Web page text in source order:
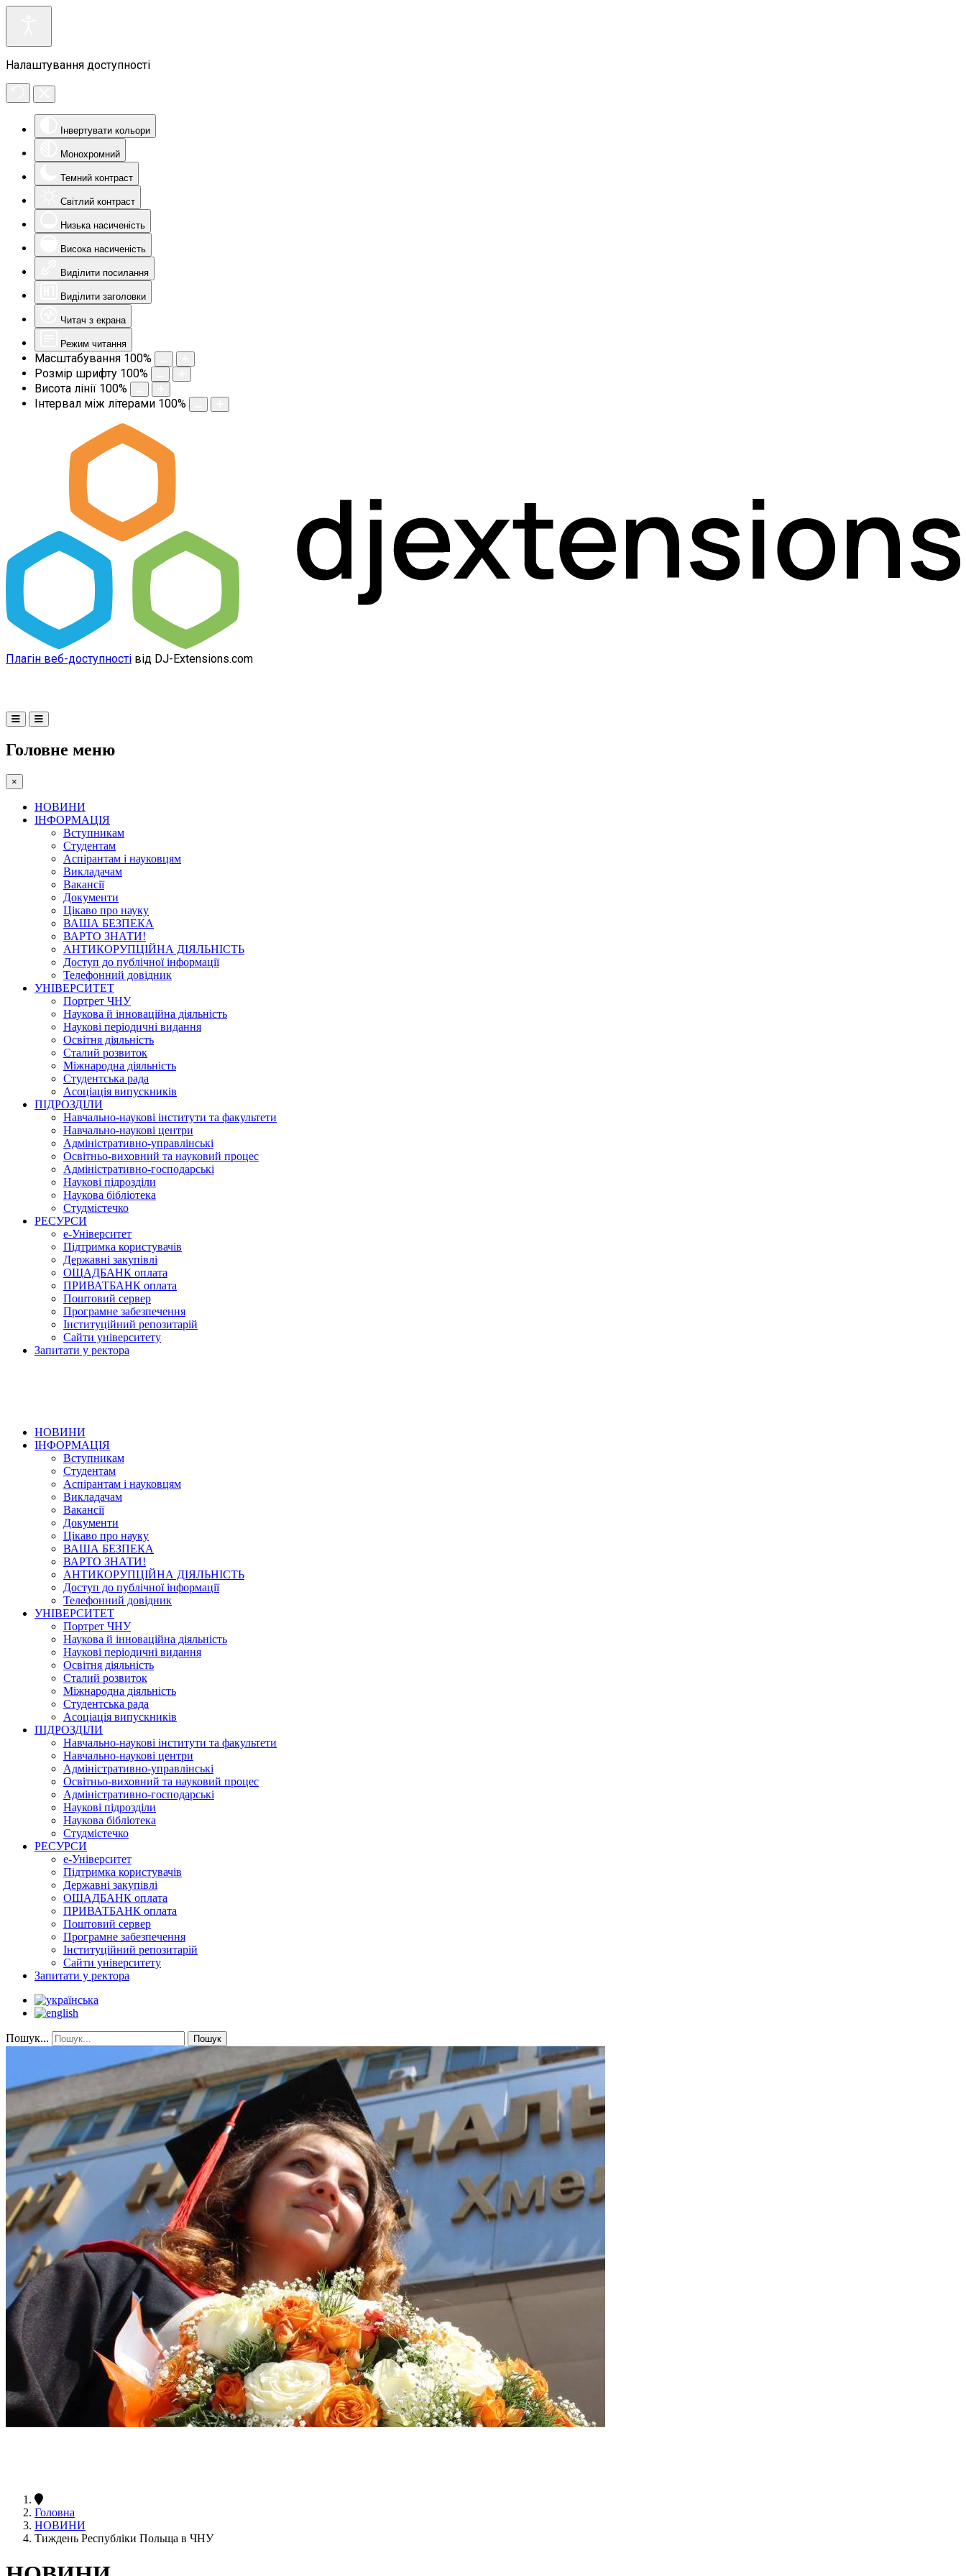
Налаштування доступності
Інвертувати кольори
Монохромний
Темний контраст
Світлий контраст
Низька насиченість
Висока насиченість
Виділити посилання
Виділити заголовки
Читач з екрана
Режим читання
Масштабування 100%
Розмір шрифту 100%
Висота лінії 100%
Інтервал між літерами 100%
Плагін веб-доступності від DJ-Extensions.com
Головне меню
×
НОВИНИ
ІНФОРМАЦІЯ
Вступникам
Студентам
Аспірантам і науковцям
Викладачам
Вакансії
Документи
Цікаво про науку
ВАША БЕЗПЕКА
ВАРТО ЗНАТИ!
АНТИКОРУПЦІЙНА ДІЯЛЬНІСТЬ
Доступ до публічної інформації
Телефонний довідник
УНІВЕРСИТЕТ
Портрет ЧНУ
Наукова й інноваційна діяльність
Наукові періодичні видання
Освітня діяльність
Сталий розвиток
Міжнародна діяльність
Студентська рада
Асоціація випускників
ПІДРОЗДІЛИ
Навчально-наукові інститути та факультети
Навчально-наукові центри
Адміністративно-управлінські
Освітньо-виховний та науковий процес
Адміністративно-господарські
Наукові підрозділи
Наукова бібліотека
Студмістечко
РЕСУРСИ
е-Університет
Підтримка користувачів
Державні закупівлі
ОЩАДБАНК оплата
ПРИВАТБАНК оплата
Поштовий сервер
Програмне забезпечення
Інституційний репозитарій
Сайти університету
Запитати у ректора
НОВИНИ
ІНФОРМАЦІЯ
Вступникам
Студентам
Аспірантам і науковцям
Викладачам
Вакансії
Документи
Цікаво про науку
ВАША БЕЗПЕКА
ВАРТО ЗНАТИ!
АНТИКОРУПЦІЙНА ДІЯЛЬНІСТЬ
Доступ до публічної інформації
Телефонний довідник
УНІВЕРСИТЕТ
Портрет ЧНУ
Наукова й інноваційна діяльність
Наукові періодичні видання
Освітня діяльність
Сталий розвиток
Міжнародна діяльність
Студентська рада
Асоціація випускників
ПІДРОЗДІЛИ
Навчально-наукові інститути та факультети
Навчально-наукові центри
Адміністративно-управлінські
Освітньо-виховний та науковий процес
Адміністративно-господарські
Наукові підрозділи
Наукова бібліотека
Студмістечко
РЕСУРСИ
е-Університет
Підтримка користувачів
Державні закупівлі
ОЩАДБАНК оплата
ПРИВАТБАНК оплата
Поштовий сервер
Програмне забезпечення
Інституційний репозитарій
Сайти університету
Запитати у ректора
Пошук... Пошук
Головна
НОВИНИ
Тиждень Республіки Польща в ЧНУ